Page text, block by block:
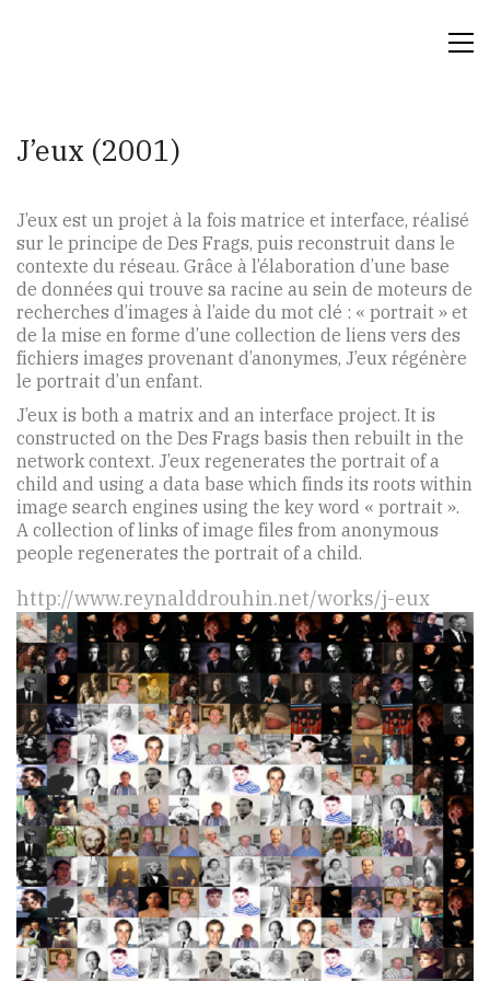
J’eux (2001)
J’eux est un projet à la fois matrice et interface, réalisé
sur le principe de Des Frags, puis reconstruit dans le
contexte du réseau. Grâce à l’élaboration d’une base
de données qui trouve sa racine au sein de moteurs de
recherches d’images à l’aide du mot clé : « portrait » et
de la mise en forme d’une collection de liens vers des
fichiers images provenant d’anonymes, J’eux régénère
le portrait d’un enfant.
J’eux is both a matrix and an interface project. It is
constructed on the Des Frags basis then rebuilt in the
network context. J’eux regenerates the portrait of a
child and using a data base which finds its roots within
image search engines using the key word « portrait ».
A collection of links of image files from anonymous
people regenerates the portrait of a child.
http://www.reynalddrouhin.net/works/j-eux